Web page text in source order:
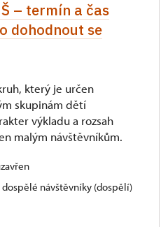
– termín a čas
dohodnout se
který je určen
skupinám dětí
výkladu a rozsah
malým návštěvníkům.
návštěvníky (dospělí)